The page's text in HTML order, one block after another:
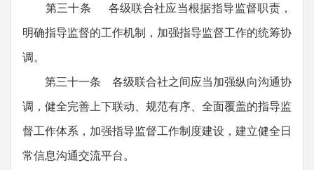
第三十条 各级联合社应当根据指导监督职责，
明确指导监督的工作机制，加强指导监督工作的统筹协
调。
第三十一条 各级联合社之间应当加强纵向沟通协
调，健全完善上下联动、规范有序、全面覆盖的指导监
督工作体系，加强指导监督工作制度建设，建立健全日
常信息沟通交流平台。